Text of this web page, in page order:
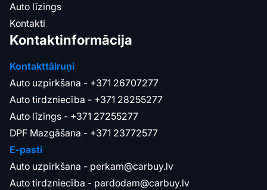
Auto līzings
Kontakti
Kontaktinformācija
Kontakttālruņi
Auto uzpirkšana - +371 26707277
Auto tirdzniecība - +371 28255277
Auto līzings - +371 27255277
DPF Mazgāšana - +371 23772577
E-pasti
Auto uzpirkšana - perkam@carbuy.lv
Auto tirdzniecība - pardodam@carbuy.lv